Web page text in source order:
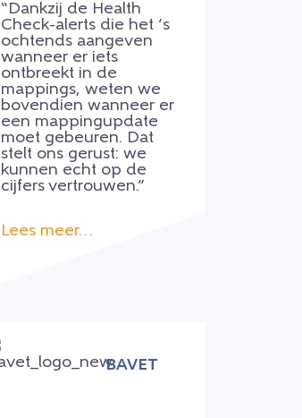
“Dankzij de Health
Check-alerts die het ’s
ochtends aangeven
wanneer er iets
ontbreekt in de
mappings, weten we
bovendien wanneer er
een mappingupdate
moet gebeuren. Dat
stelt ons gerust: we
kunnen echt op de
cijfers vertrouwen.”
Lees meer…
BAVET